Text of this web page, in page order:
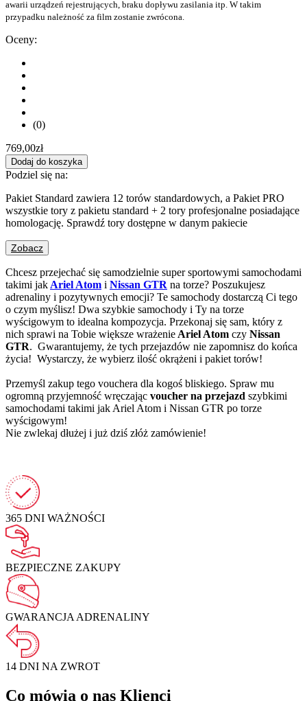
awarii urządzeń rejestrujących, braku dopływu zasilania itp. W takim
przypadku należność za film zostanie zwrócona.
Oceny:
(0)
769,00zł
Dodaj do koszyka
Podziel się na:
Pakiet Standard zawiera 12 torów standardowych, a Pakiet PRO
wszystkie tory z pakietu standard + 2 tory profesjonalne posiadające
homologację. Sprawdź tory dostępne w danym pakiecie
Zobacz
Chcesz przejechać się samodzielnie super sportowymi samochodami
takimi jak Ariel Atom i Nissan GTR na torze? Poszukujesz
adrenaliny i pozytywnych emocji? Te samochody dostarczą Ci tego
o czym myślisz! Dwa szybkie samochody i Ty na torze
wyścigowym to idealna kompozycja. Przekonaj się sam, który z
nich sprawi na Tobie większe wrażenie Ariel Atom czy Nissan
GTR. Gwarantujemy, że tych przejazdów nie zapomnisz do końca
życia! Wystarczy, że wybierz ilość okrążeni i pakiet torów!
Przemyśl zakup tego vouchera dla kogoś bliskiego. Spraw mu
ogromną przyjemność wręczając voucher na przejazd szybkimi
samochodami takimi jak Ariel Atom i Nissan GTR po torze
wyścigowym!
Nie zwlekaj dłużej i już dziś złóż zamówienie!
365 DNI WAŻNOŚCI
BEZPIECZNE ZAKUPY
GWARANCJA ADRENALINY
14 DNI NA ZWROT
Co mówią o nas Klienci